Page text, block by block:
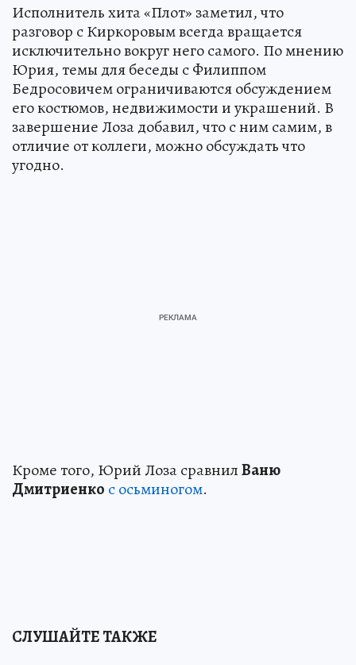
Исполнитель хита «Плот» заметил, что
разговор с Киркоровым всегда вращается
исключительно вокруг него самого. По мнению
Юрия, темы для беседы с Филиппом
Бедросовичем ограничиваются обсуждением
его костюмов, недвижимости и украшений. В
завершение Лоза добавил, что с ним самим, в
отличие от коллеги, можно обсуждать что
угодно.
Кроме того, Юрий Лоза сравнилВаню
Дмитриенко с осьминогом.
СЛУШАЙТЕ ТАКЖЕ